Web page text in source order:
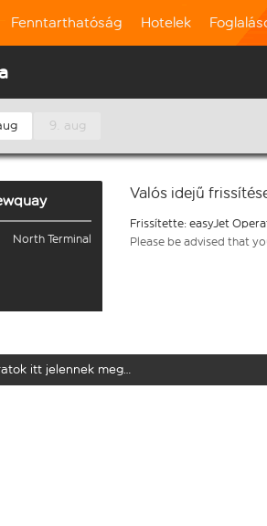
Fenntarthatóság Hotelek
9. aug
North Terminal
Valós idejű
Frissítette: easyJet
Please be advised that
itt jelennek meg…